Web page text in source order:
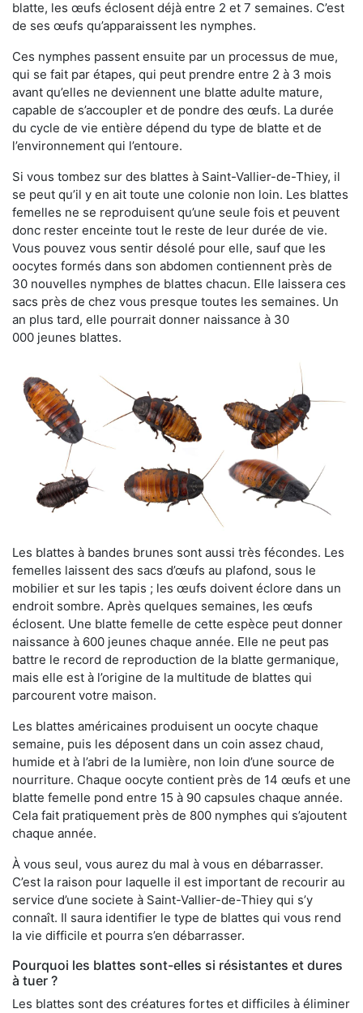
blatte, les œufs éclosent déjà entre 2 et 7 semaines. C’est
de ses œufs qu’apparaissent les nymphes.
Ces nymphes passent ensuite par un processus de mue,
qui se fait par étapes, qui peut prendre entre 2 à 3 mois
avant qu’elles ne deviennent une blatte adulte mature,
capable de s’accoupler et de pondre des œufs. La durée
du cycle de vie entière dépend du type de blatte et de
l’environnement qui l’entoure.
Si vous tombez sur des blattes à Saint-Vallier-de-Thiey, il
se peut qu’il y en ait toute une colonie non loin. Les blattes
femelles ne se reproduisent qu’une seule fois et peuvent
donc rester enceinte tout le reste de leur durée de vie.
Vous pouvez vous sentir désolé pour elle, sauf que les
oocytes formés dans son abdomen contiennent près de
30 nouvelles nymphes de blattes chacun. Elle laissera ces
sacs près de chez vous presque toutes les semaines. Un
an plus tard, elle pourrait donner naissance à 30
000 jeunes blattes.
Les blattes à bandes brunes sont aussi très fécondes. Les
femelles laissent des sacs d’œufs au plafond, sous le
mobilier et sur les tapis ; les œufs doivent éclore dans un
endroit sombre. Après quelques semaines, les œufs
éclosent. Une blatte femelle de cette espèce peut donner
naissance à 600 jeunes chaque année. Elle ne peut pas
battre le record de reproduction de la blatte germanique,
mais elle est à l’origine de la multitude de blattes qui
parcourent votre maison.
Les blattes américaines produisent un oocyte chaque
semaine, puis les déposent dans un coin assez chaud,
humide et à l’abri de la lumière, non loin d’une source de
nourriture. Chaque oocyte contient près de 14 œufs et une
blatte femelle pond entre 15 à 90 capsules chaque année.
Cela fait pratiquement près de 800 nymphes qui s’ajoutent
chaque année.
À vous seul, vous aurez du mal à vous en débarrasser.
C’est la raison pour laquelle il est important de recourir au
service d’une societe à Saint-Vallier-de-Thiey qui s’y
connaît. Il saura identifier le type de blattes qui vous rend
la vie difficile et pourra s’en débarrasser.
Pourquoi les blattes sont-elles si résistantes et dures
à tuer ?
Les blattes sont des créatures fortes et difficiles à éliminer